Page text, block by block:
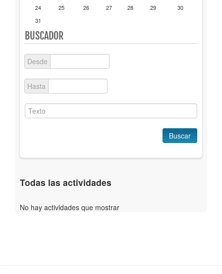
24
25 26 27 28 29
30
31
BUSCADOR
Desde
Hasta
Buscar
Todas las actividades
No hay actividades que mostrar